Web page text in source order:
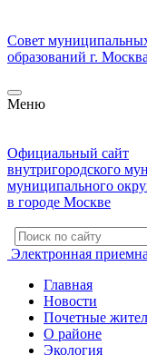
Совет
образований г. Москва
Меню
Официальный сайт
внутригородского
муниципального
в городе Москве
Электронная
Главная
Новости
Почетные
О районе
Экология